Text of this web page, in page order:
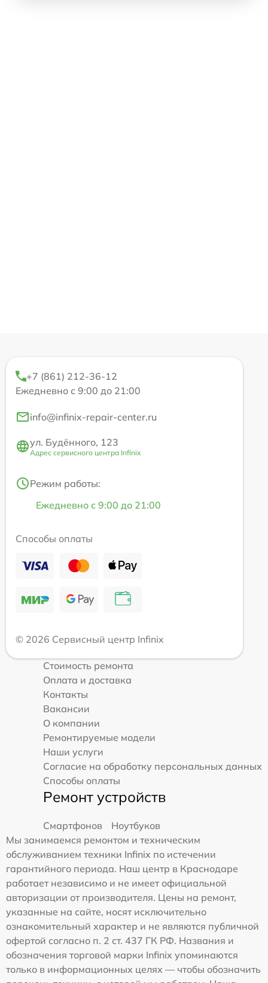
+7 (861) 212-36-12
Ежедневно с 9:00 до 21:00
info@infinix-repair-center.ru
ул. Будённого, 123
Адрес сервисного центра Infinix
Режим работы:
Ежедневно с 9:00 до 21:00
Способы оплаты
© 2026 Сервисный центр Infinix
Стоимость ремонта
Оплата и доставка
Контакты
Вакансии
О компании
Ремонтируемые модели
Наши услуги
Согласие на обработку персональных данных
Способы оплаты
Ремонт устройств
Смартфонов
Ноутбуков
Мы занимаемся ремонтом и техническим
обслуживанием техники Infinix по истечении
гарантийного периода. Наш центр в Краснодаре
работает независимо и не имеет официальной
авторизации от производителя. Цены на ремонт,
указанные на сайте, носят исключительно
ознакомительный характер и не являются публичной
офертой согласно п. 2 ст. 437 ГК РФ. Названия и
обозначения торговой марки Infinix упоминаются
только в информационных целях — чтобы обозначить